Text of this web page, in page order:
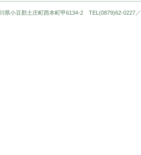
県小豆郡土庄町西本町甲6134-2 TEL(0879)62-0227／